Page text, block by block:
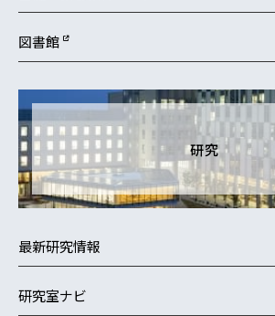
図書館
研究
最新研究情報
研究室ナビ